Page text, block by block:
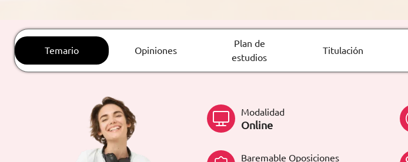
CONTACTO
formacion@euroinnova.com
TRABAJA CON NOSOTROS
Temario Opiniones
Plan de
estudios
Titulación
Modalidad
Online
Baremable Oposiciones